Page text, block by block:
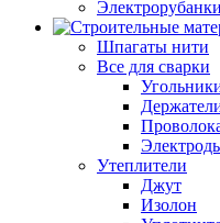
Электрорубанки
Шпагаты нити
Все для сварки
Утеплители
Джут
Изолон